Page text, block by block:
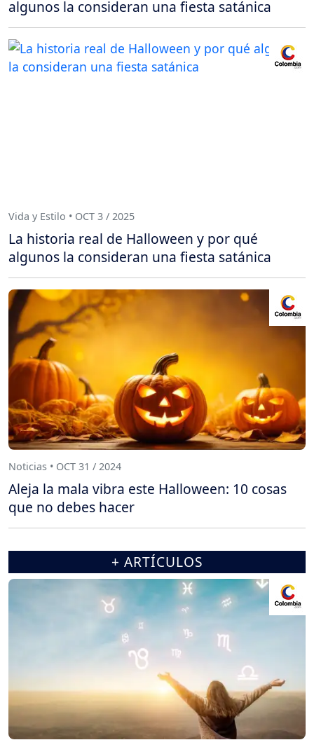
algunos la consideran una fiesta satánica
Vida y Estilo • OCT 3 / 2025
La historia real de Halloween y por qué
algunos la consideran una fiesta satánica
Noticias • OCT 31 / 2024
Aleja la mala vibra este Halloween: 10 cosas
que no debes hacer
+ ARTÍCULOS